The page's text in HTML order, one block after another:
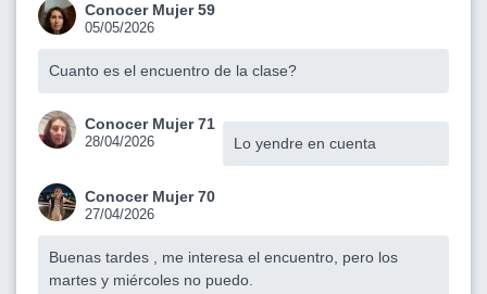
Conocer Mujer 59
05/05/2026
Cuanto es el encuentro de la clase?
Conocer Mujer 71
28/04/2026 Lo yendre en cuenta
Conocer Mujer 70
27/04/2026
Buenas tardes , me interesa el encuentro, pero los
martes y miércoles no puedo.